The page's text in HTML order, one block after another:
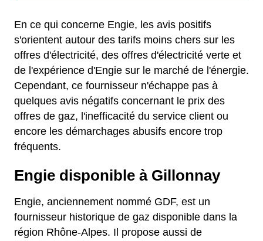
En ce qui concerne Engie, les avis positifs
s'orientent autour des tarifs moins chers sur les
offres d'électricité, des offres d'électricité verte et
de l'expérience d'Engie sur le marché de l'énergie.
Cependant, ce fournisseur n'échappe pas à
quelques avis négatifs concernant le prix des
offres de gaz, l'inefficacité du service client ou
encore les démarchages abusifs encore trop
fréquents.
Engie disponible à Gillonnay
Engie, anciennement nommé GDF, est un
fournisseur historique de gaz disponible dans la
région Rhône-Alpes. Il propose aussi de